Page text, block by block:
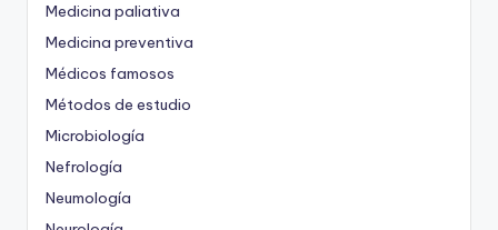
Medicina paliativa
Medicina preventiva
Médicos famosos
Métodos de estudio
Microbiología
Nefrología
Neumología